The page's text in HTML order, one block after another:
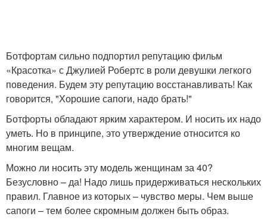
Ботфортам сильно подпортил репутацию фильм
«Красотка» с Джулией Робертс в роли девушки легкого
поведения. Будем эту репутацию восстанавливать! Как
говорится, "Хорошие сапоги, надо брать!"
Ботфорты обладают ярким характером. И носить их надо
уметь. Но в принципе, это утверждение относится ко
многим вещам.
Можно ли носить эту модель женщинам за 40?
Безусловно – да! Надо лишь придерживаться нескольких
правил. Главное из которых – чувство меры. Чем выше
сапоги – тем более скромным должен быть образ.